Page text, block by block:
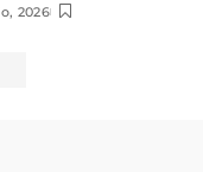
2026